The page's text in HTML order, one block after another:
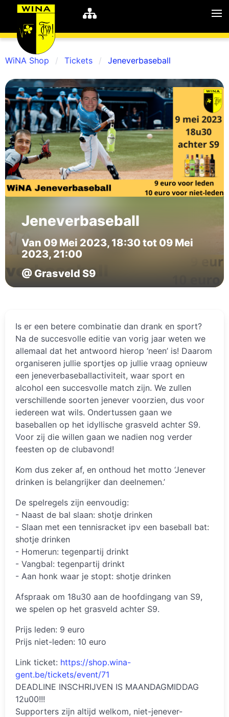
WiNA MyWiNA
Career
Shop
Studie
Home
Schachten
WiNA Shop Tickets Jeneverbaseball
Jeneverbaseball
Van 09 Mei 2023, 18:30 tot 09 Mei
2023, 21:00
@ Grasveld S9
Is er een betere combinatie dan drank en sport?
Na de succesvolle editie van vorig jaar weten we
allemaal dat het antwoord hierop ‘neen’ is! Daarom
organiseren jullie sportjes op jullie vraag opnieuw
een jeneverbaseballactiviteit, waar sport en
alcohol een succesvolle match zijn. We zullen
verschillende soorten jenever voorzien, dus voor
iedereen wat wils. Ondertussen gaan we
baseballen op het idyllische grasveld achter S9.
Voor zij die willen gaan we nadien nog verder
feesten op de clubavond!
Kom dus zeker af, en onthoud het motto ‘Jenever
drinken is belangrijker dan deelnemen.’
De spelregels zijn eenvoudig:
- Naast de bal slaan: shotje drinken
- Slaan met een tennisracket ipv een baseball bat:
shotje drinken
- Homerun: tegenpartij drinkt
- Vangbal: tegenpartij drinkt
- Aan honk waar je stopt: shotje drinken
Afspraak om 18u30 aan de hoofdingang van S9,
we spelen op het grasveld achter S9.
Prijs leden: 9 euro
Prijs niet-leden: 10 euro
Link ticket: https://shop.wina-
gent.be/tickets/event/71
DEADLINE INSCHRIJVEN IS MAANDAGMIDDAG
12u00!!!
Supporters zijn altijd welkom, niet-jenever-